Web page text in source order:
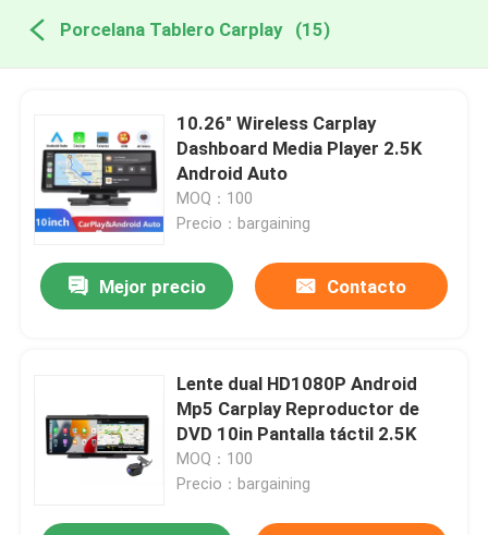
Porcelana Tablero Carplay (15)
10.26" Wireless Carplay
Dashboard Media Player 2.5K
Android Auto
MOQ：100
Precio：bargaining
Mejor precio Contacto
Lente dual HD1080P Android
Mp5 Carplay Reproductor de
DVD 10in Pantalla táctil 2.5K
MOQ：100
Precio：bargaining